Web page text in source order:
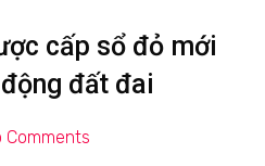
cấp sổ đỏ mới
đất đai
Comments